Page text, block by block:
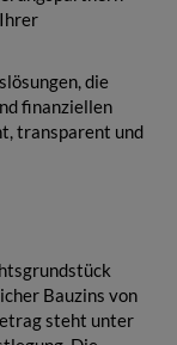
die
finanziellen
transparent und
Bauzins von
steht unter